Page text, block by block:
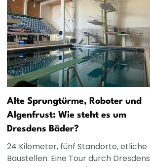
Alte Sprungtürme, Roboter und
Algenfrust: Wie steht es um
Dresdens Bäder?
24 Kilometer, fünf Standorte, etliche
Baustellen: Eine Tour durch Dresdens